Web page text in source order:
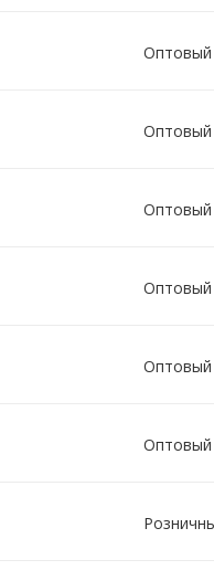
Оптовый
Оптовый
Оптовый
Оптовый
Оптовый
Оптовый